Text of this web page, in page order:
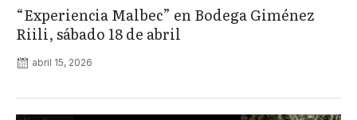
“Experiencia Malbec” en Bodega Giménez
Riili, sábado 18 de abril
abril 15, 2026